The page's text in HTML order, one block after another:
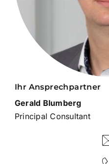
Ihr Ansprechpartner
Gerald Blumberg
Principal Consultant